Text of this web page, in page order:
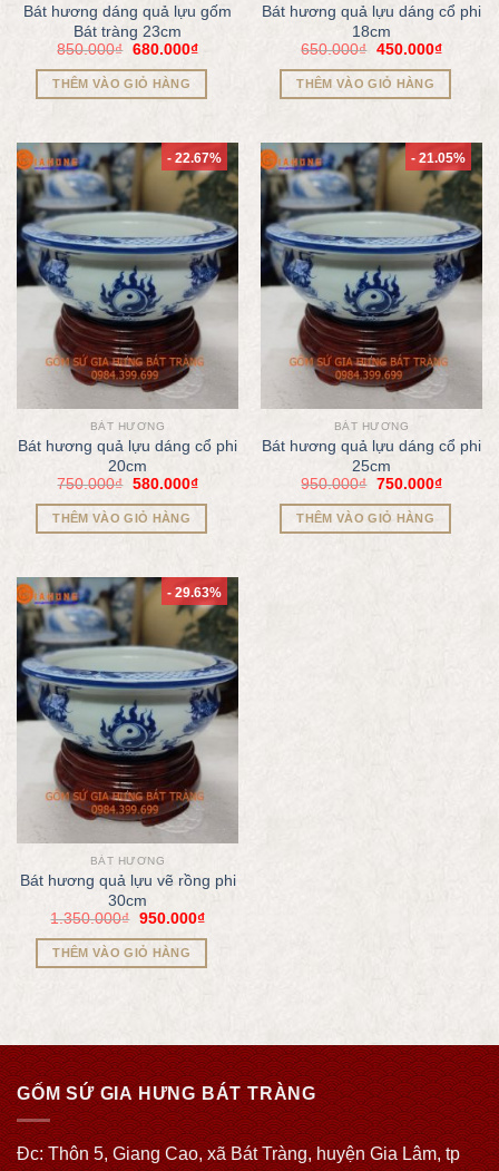
Bát hương dáng quả lựu gốm
Bát tràng 23cm
850.000₫ 680.000₫
THÊM VÀO GIỎ HÀNG
Bát hương quả lựu dáng cổ phi
18cm
650.000₫ 450.000₫
THÊM VÀO GIỎ HÀNG
- 22.67%
BÁT HƯƠNG
Bát hương quả lựu dáng cổ phi
20cm
750.000₫ 580.000₫
THÊM VÀO GIỎ HÀNG
- 21.05%
BÁT HƯƠNG
Bát hương quả lựu dáng cổ phi
25cm
950.000₫ 750.000₫
THÊM VÀO GIỎ HÀNG
- 29.63%
BÁT HƯƠNG
Bát hương quả lựu vẽ rồng phi
30cm
1.350.000₫ 950.000₫
THÊM VÀO GIỎ HÀNG
GỐM SỨ GIA HƯNG BÁT TRÀNG
Đc: Thôn 5, Giang Cao, xã Bát Tràng, huyện Gia Lâm, tp